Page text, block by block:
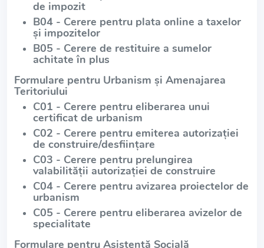
de impozit
B04 - Cerere pentru plata online a taxelor
și impozitelor
B05 - Cerere de restituire a sumelor
achitate în plus
Formulare pentru Urbanism și Amenajarea
Teritoriului
C01 - Cerere pentru eliberarea unui
certificat de urbanism
C02 - Cerere pentru emiterea autorizației
de construire/desființare
C03 - Cerere pentru prelungirea
valabilității autorizației de construire
C04 - Cerere pentru avizarea proiectelor de
urbanism
C05 - Cerere pentru eliberarea avizelor de
specialitate
Formulare pentru Asistență Socială